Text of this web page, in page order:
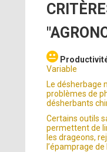
Variable
Le désherbage
problèmes de
désherbants
Certains outils
permettent de
les drageons,
l’épamprage de